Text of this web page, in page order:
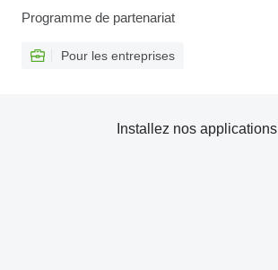
Programme de partenariat
Pour les entreprises
Installez nos applications